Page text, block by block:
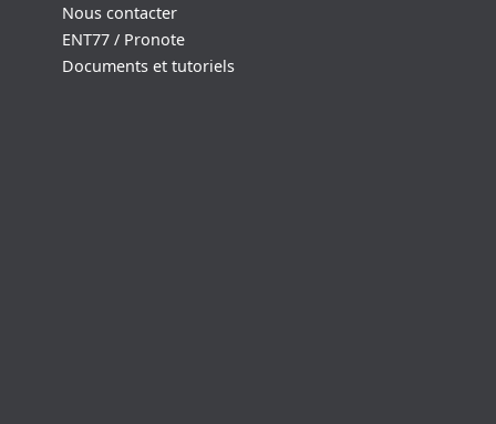
Nous contacter
ENT77 / Pronote
Documents et tutoriels